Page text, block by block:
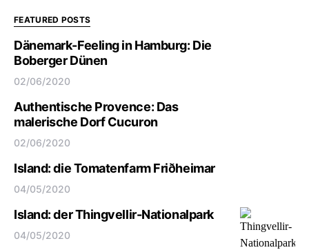
FEATURED POSTS
Dänemark-Feeling in Hamburg: Die
Boberger Dünen
02/06/2020
Authentische Provence: Das
malerische Dorf Cucuron
02/06/2020
Island: die Tomatenfarm Friðheimar
04/05/2020
Island: der Thingvellir-Nationalpark
04/05/2020